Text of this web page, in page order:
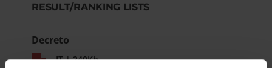
RESULT/RANKING LISTS
Decreto
IT | 240Kb